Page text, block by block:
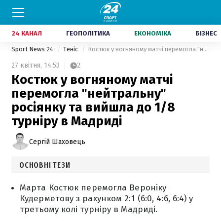
24 КАНАЛ ГЕОПОЛІТИКА ЕКОНОМІКА БІЗНЕС
Sport News 24 Теніс Костюк у вогняному матчі перемогла "нейтральну" росіянку та вийшла до 1/8 турніру в Мадриді
27 квітня, 14:53 2
Костюк у вогняному матчі
перемогла "нейтральну"
росіянку та вийшла до 1/8
турніру в Мадриді
Сергій Шаховець
ОСНОВНІ ТЕЗИ
Марта Костюк перемогла Вероніку
Кудерметову з рахунком 2:1 (6:0, 4:6, 6:4) у
третьому колі турніру в Мадриді.